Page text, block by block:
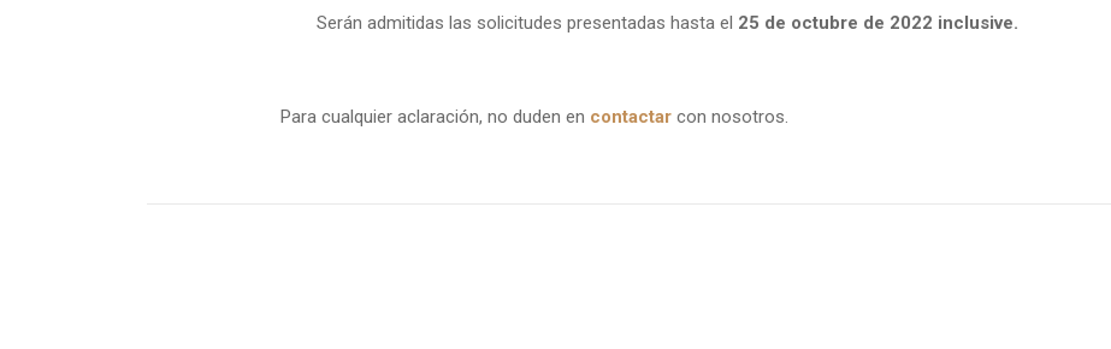
Serán admitidas las solicitudes presentadas hasta el 25 de octubre de 2022 inclusive.
Para cualquier aclaración, no duden en contactar con nosotros.